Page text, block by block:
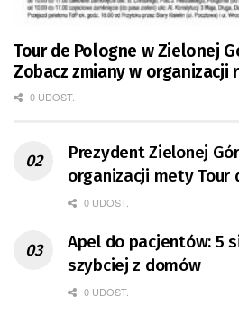
Tour de Pologne w Zielonej
Zobacz zmiany w organizacji
0 UDOST.
Prezydent Zielonej
organizacji mety Tour
0 UDOST.
Apel do pacjentów: 5
szybciej z domów
0 UDOST.